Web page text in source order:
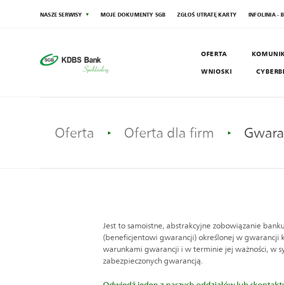
NASZE SERWISY MOJE DOKUMENTY SGB ZGŁOŚ UTRATĘ KARTY INFOLINIA -
OFERTA
WNIOSKI
Oferta Oferta dla firm
Jest to samoistne, abstrakcyjne zobowiązanie
(beneficjentowi gwarancji) określonej w gwarancji
warunkami gwarancji i w terminie jej ważności, w
zabezpieczonych gwarancją.